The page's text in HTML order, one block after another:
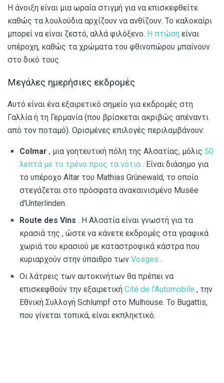
Η άνοιξη είναι μια ωραία στιγμή για να επισκεφθείτε
καθώς τα λουλούδια αρχίζουν να ανθίζουν. Το καλοκαίρι
μπορεί να είναι ζεστό, αλλά φιλόξενο. Η πτώση είναι
υπέροχη, καθώς τα χρώματα του φθινοπώρου μπαίνουν
στο δικό τους.
Μεγάλες ημερήσιες εκδρομές
Αυτό είναι ένα εξαιρετικό σημείο για εκδρομές στη
Γαλλία ή τη Γερμανία (που βρίσκεται ακριβώς απέναντι
από τον ποταμό). Ορισμένες επιλογές περιλαμβάνουν:
Colmar , μια γοητευτική πόλη της Αλσατίας, μόλις 50
λεπτά με το τρένο προς τα νότια . Είναι διάσημο για
το υπέροχο Altar του Mathias Grûnewald, το οποίο
στεγάζεται στο πρόσφατα ανακαινισμένο Musée
d'Unterlinden.
Route des Vins . Η Αλσατία είναι γνωστή για τα
κρασιά της , ώστε να κάνετε εκδρομές στα γραφικά
χωριά του κρασιού με καταστροφικά κάστρα που
κυριαρχούν στην ύπαιθρο των Vosges .
Οι λάτρεις των αυτοκινήτων θα πρέπει να
επισκεφθούν την εξαιρετική Cité de l'Automobile , την
Εθνική Συλλογή Schlumpf στο Mulhouse. Το Bugattis,
που γίνεται τοπικά, είναι εκπληκτικό.